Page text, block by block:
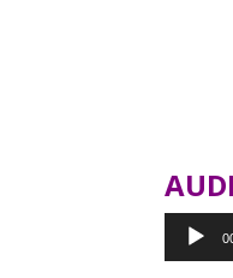
Pemutar
Audio